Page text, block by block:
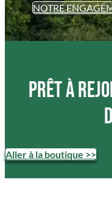
NOTRE
Prêt à
Aller à la boutique >>